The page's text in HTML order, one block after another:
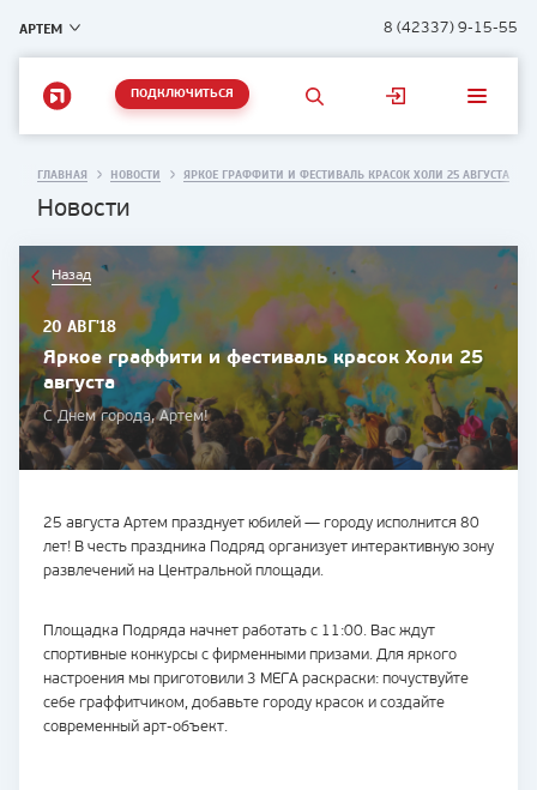
АРТЕМ 8 (42337) 9-15-55
ПОДКЛЮЧИТЬСЯ
ГЛАВНАЯ НОВОСТИ ЯРКОЕ ГРАФФИТИ И ФЕСТИВАЛЬ КРАСОК ХОЛИ 25 АВГУСТА
Новости
Назад
20 АВГ'18
Яркое граффити и фестиваль красок Холи 25
августа
С Днем города, Артем!
25 августа Артем празднует юбилей — городу исполнится 80
лет! В честь праздника Подряд организует интерактивную зону
развлечений на Центральной площади.
Площадка Подряда начнет работать с 11:00. Вас ждут
спортивные конкурсы с фирменными призами. Для яркого
настроения мы приготовили 3 МЕГА раскраски: почуствуйте
себе граффитчиком, добавьте городу красок и создайте
современный арт-объект.